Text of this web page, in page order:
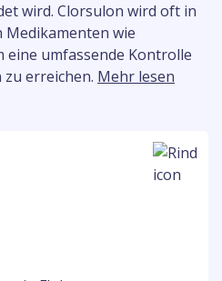
wird. Clorsulon wird oft in
wie
eine umfassende Kontrolle
erreichen. Mehr lesen